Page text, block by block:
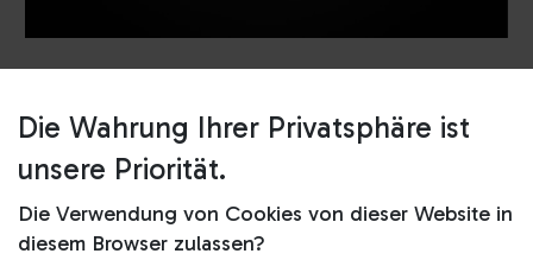
Shop Backöfen HBG7341B1
HBG7341B1
Produktdatenblatt
Die Wahrung Ihrer Privatsphäre ist
unsere Priorität.
Die Verwendung von Cookies von dieser Website in
diesem Browser zulassen?